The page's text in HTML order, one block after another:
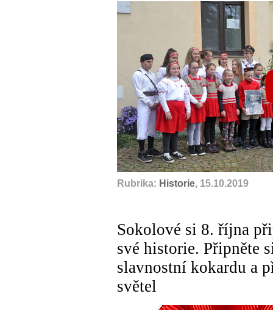
Rubrika: Historie, 15.10.2019
Sokolové si 8. října
své historie. Připněte
slavnostní kokardu a
světel